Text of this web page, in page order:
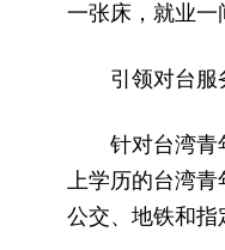
一张床，就业一
引领对台服
针对台湾青
上学历的台湾青
公交、地铁和指